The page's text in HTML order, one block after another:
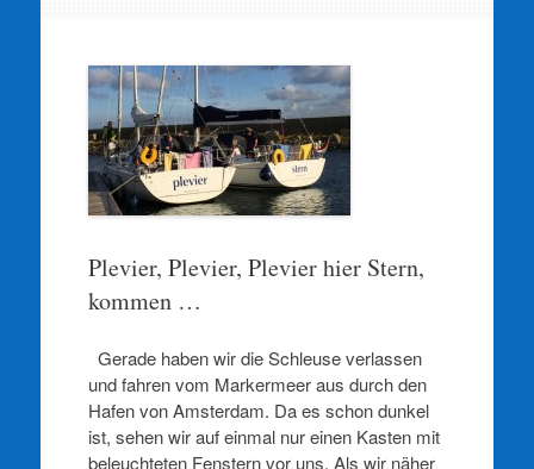
Plevier, Plevier, Plevier hier Stern,
kommen …
Gerade haben wir die Schleuse verlassen
und fahren vom Markermeer aus durch den
Hafen von Amsterdam. Da es schon dunkel
ist, sehen wir auf einmal nur einen Kasten mit
beleuchteten Fenstern vor uns. Als wir näher